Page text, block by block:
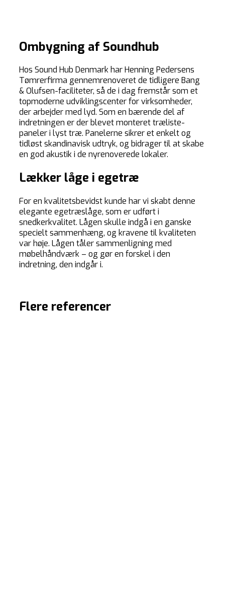
Ombygning af Soundhub
Hos Sound Hub Denmark har Henning Pedersens
Tømrerfirma gennemrenoveret de tidligere Bang
& Olufsen-faciliteter, så de i dag fremstår som et
topmoderne udviklingscenter for virksomheder,
der arbejder med lyd. Som en bærende del af
indretningen er der blevet monteret træliste-
paneler i lyst træ. Panelerne sikrer et enkelt og
tidløst skandinavisk udtryk, og bidrager til at skabe
en god akustik i de nyrenoverede lokaler.
Lækker låge i egetræ
For en kvalitetsbevidst kunde har vi skabt denne
elegante egetræslåge, som er udført i
snedkerkvalitet. Lågen skulle indgå i en ganske
specielt sammenhæng, og kravene til kvaliteten
var høje. Lågen tåler sammenligning med
møbelhåndværk – og gør en forskel i den
indretning, den indgår i.
Flere referencer